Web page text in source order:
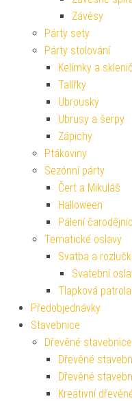
Závěsy
Párty sety
Párty stolování
Kelímky a
Talířky
Ubrousky
Ubrusy a šerpy
Zápichy
Ptákoviny
Sezónní párty
Čert a Mikuláš
Halloween
Pálení
Tematické oslavy
Svatba a
Svatební
Tlapková
Předobjednávky
Stavebnice
Dřevěné stavebnice
Dřevěné
Dřevěné
Kreativní